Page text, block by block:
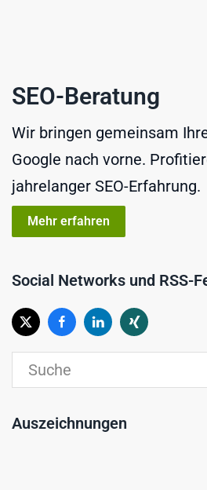
SEO-Beratung
Wir bringen gemeinsam
Google nach vorne.
jahrelanger SEO-Erfahrung.
Mehr erfahren
Social Networks und RSS-
Auszeichnungen